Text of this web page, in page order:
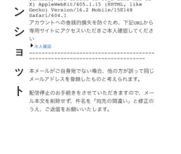
ン
シ
ョ
ッ
ト